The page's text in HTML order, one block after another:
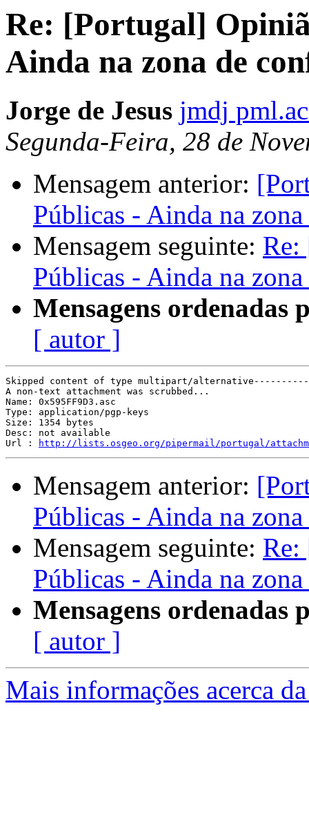
Re: [Portugal]
Ainda na zona de
Jorge de Jesus jmdj
Segunda-Feira, 28 de
Mensagem anterior:
Públicas - Ainda na
Mensagem seguinte: Re:
Públicas - Ainda na
Mensagens ordenadas
[ autor ]
Skipped content of type multipart/
A non-text attachment was scrubbed...
Name: 0x595FF9D3.asc
Type: application/pgp-keys
Size: 1354 bytes
Desc: not available
Url :
http://lists.osgeo.org/pipermail/portugal/
Mensagem anterior:
Públicas - Ainda na
Mensagem seguinte: Re:
Públicas - Ainda na
Mensagens ordenadas
[ autor ]
Mais informações acerca